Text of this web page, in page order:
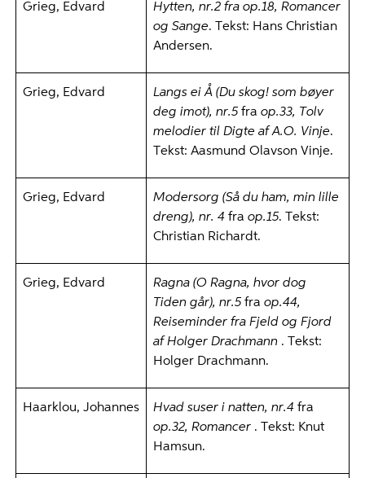
Grieg, Edvard
Hytten, nr.2 fra op.18, Romancer
og Sange. Tekst: Hans Christian
Andersen.
Grieg, Edvard
Langs ei Å (Du skog! som bøyer
deg imot), nr.5 fra op.33, Tolv
melodier til Digte af A.O. Vinje.
Tekst: Aasmund Olavson Vinje.
Grieg, Edvard
Modersorg (Så du ham, min lille
dreng), nr. 4 fra op.15. Tekst:
Christian Richardt.
Grieg, Edvard
Ragna (O Ragna, hvor dog
Tiden går), nr.5 fra op.44,
Reiseminder fra Fjeld og Fjord
af Holger Drachmann . Tekst:
Holger Drachmann.
Haarklou, Johannes Hvad suser i natten, nr.4 fra
op.32, Romancer . Tekst: Knut
Hamsun.